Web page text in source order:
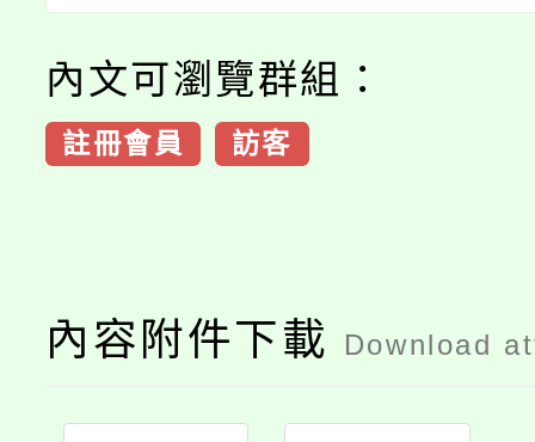
內文可瀏覽群組：
註冊會員 訪客
內容附件下載 Download